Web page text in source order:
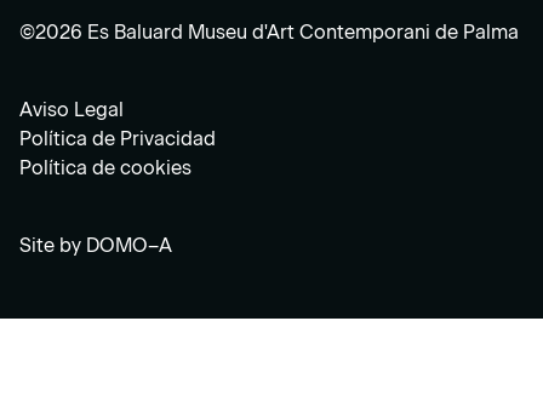
©2026 Es Baluard Museu d'Art Contemporani de Palma
Aviso Legal
Política de Privacidad
Política de cookies
Site by DOMO–A